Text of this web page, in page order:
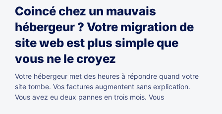
Coincé chez un mauvais
hébergeur ? Votre migration de
site web est plus simple que
vous ne le croyez
Votre hébergeur met des heures à répondre quand votre
site tombe. Vos factures augmentent sans explication.
Vous avez eu deux pannes en trois mois. Vous